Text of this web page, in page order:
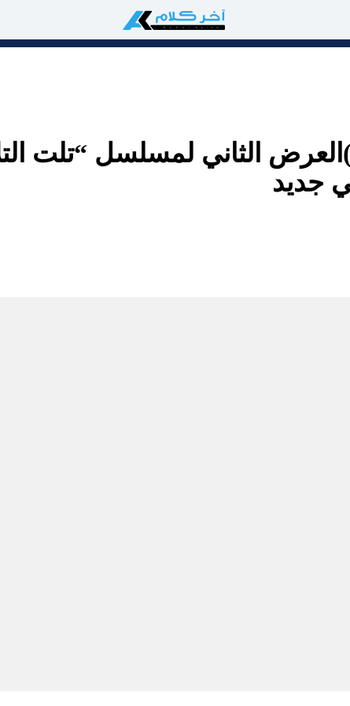
الثاني لمسلسل “تلت
جديد